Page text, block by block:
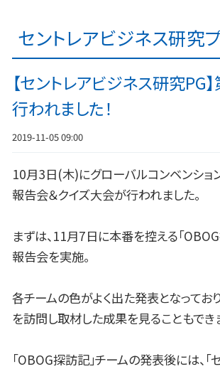
セントレアビジネス研究
【セントレアビジネス研究PG
行われました！
2019-11-05 09:00
10月3日(木)にグローバルコンベンショ
報告会＆クイズ大会が行われました。
まずは、11月7日に本番を控える「
報告会を実施。
各チームの色がよく出た発表となってお
を訪問し取材した成果を見ることもでき
「OBOG探訪記」チームの発表後には、「